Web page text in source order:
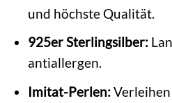
und höchste Qualität.
925er Sterlingsilber:
antiallergen.
Imitat-Perlen:Verleihen